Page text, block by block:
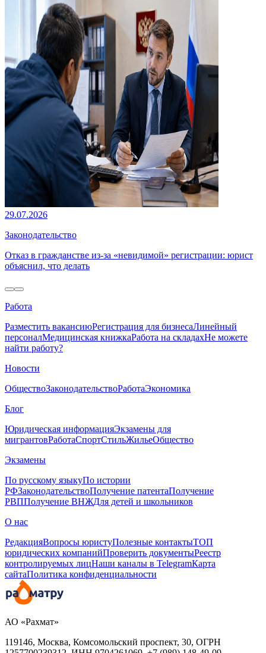
29.07.2026
Законодательство
Отказ в гражданстве из-за «невидимой» регистрации: юрист
объяснил, что делать
Работа
Разместить вакансиюРегистрация для бизнесаЛинейный
персоналМедицинская книжкаРабота на складахНе можете
найти работу?
Новости
ОбществоЗаконодательствоРаботаЭкономика
Блог
Юридическая информацияЭкзамены для
мигрантовРаботаСпортСтильЖильеОбщество
Экзамены
По русскому языкуПо истории
РФЗаконодательствоПолучение патентаПолучение
РВППолучение ВНЖДля детей и школьников
О нас
РедакцияВопросы юристуПолезные контактыТОП
юридических компанийПроверить документыРеестр
контролируемых лицНаши каналы в TelegramКарта
сайтаПолитика конфиденциальности
АО «Рахмат»
119146, Москва, Комсомольский проспект, 30, ОГРН